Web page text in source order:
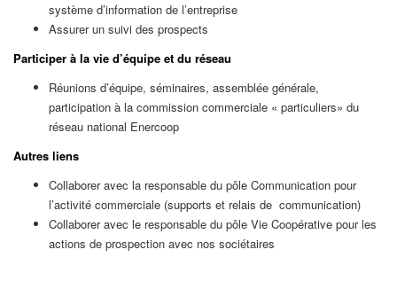
système d’information de l’entreprise
Assurer un suivi des prospects
Participer à la vie d’équipe et du réseau
Réunions d’équipe, séminaires, assemblée générale,
participation à la commission commerciale « particuliers» du
réseau national Enercoop
Autres liens
Collaborer avec la responsable du pôle Communication pour
l’activité commerciale (supports et relais de communication)
Collaborer avec le responsable du pôle Vie Coopérative pour les
actions de prospection avec nos sociétaires